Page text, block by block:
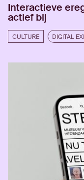
Interactieve
actief bij
CULTURE DIGITAL